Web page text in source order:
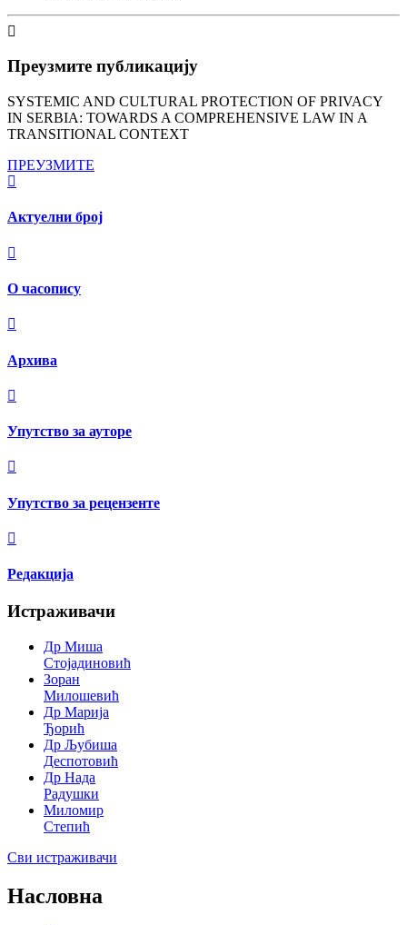
Преузмите публикацију
SYSTEMIC AND CULTURAL PROTECTION OF PRIVACY
IN SERBIA: TOWARDS A COMPREHENSIVE LAW IN A
TRANSITIONAL CONTEXT
ПРЕУЗМИТЕ
Актуелни број
О часопису
Архива
Упутство за ауторе
Упутство за рецензенте
Редакција
Истраживачи
Др Миша
Стојадиновић
Зоран
Милошевић
Др Марија
Ђорић
Др Љубиша
Деспотовић
Др Нада
Радушки
Миломир
Степић
Сви истраживачи
Насловна